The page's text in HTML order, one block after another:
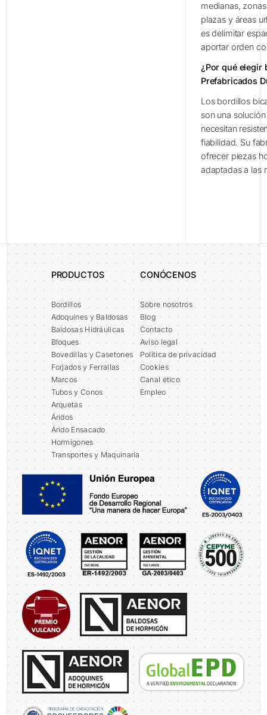
medianas,
plazas y áreas
es delimitar
aportar orden
¿Por qué elegir
Prefabricados
Los bordillos
son una
necesitan
fiabilidad. Su
ofrecer piezas
adaptadas a las
PRODUCTOS
Bordillos
Adoquines y Baldosas
Baldosas Hidráulicas
Bloques
Bovedillas y Casetones
Forjados y Ferrallas
Marcos
Tubos y Conos
Arquetas
Áridos
Árido Ensacado
Hormigones
Transportes y Maquinaria
CONÓCENOS
Sobre nosotros
Blog
Contacto
Aviso legal
Política de privacidad
Cookies
Canal ético
Empleo